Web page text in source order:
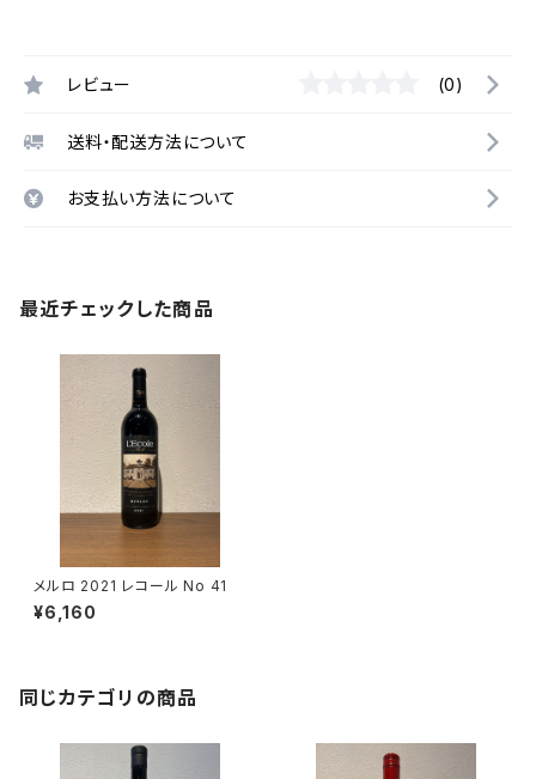
レビュー (0)
送料・配送方法について
お支払い方法について
最近チェックした商品
メルロ 2021 レコール No 41
¥6,160
同じカテゴリの商品